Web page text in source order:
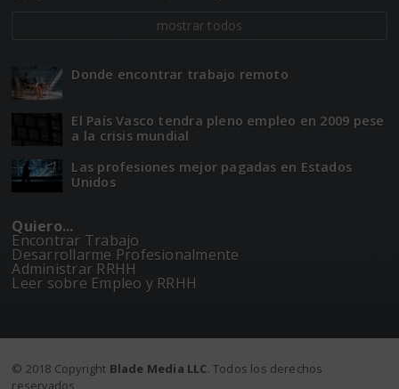
mostrar todos
Donde encontrar trabajo remoto
El Paí­­s Vasco tendra pleno empleo en 2009 pese
a la crisis mundial
Las profesiones mejor pagadas en Estados
Unidos
Quiero...
Encontrar Trabajo
Desarrollarme Profesionalmente
Administrar RRHH
Leer sobre Empleo y RRHH
© 2018 Copyright Blade Media LLC. Todos los derechos
reservados